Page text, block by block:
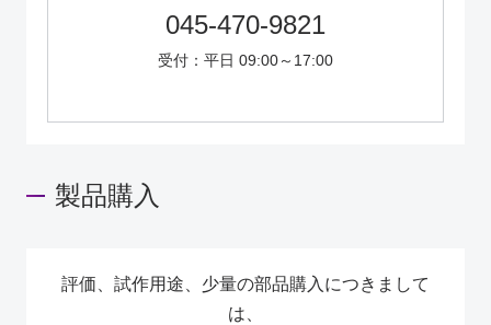
045-470-9821
受付：平日 09:00～17:00
製品購入
評価、試作用途、少量の部品購入につきまして
は、